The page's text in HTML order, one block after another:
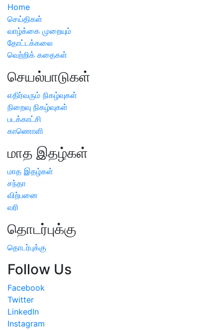
Home
செய்திகள்
வாழ்க்கை முறையும்
தோட்டக்கலை
வெற்றிக் கதைகள்
செயல்பாடுகள்
எதிர்வரும் நிகழ்வுகள்
நிறைவு நிகழ்வுகள்
படக்காட்சி
காணொளி
மாத இதழ்கள்
மாத இதழ்கள்
சந்தா
விற்பனை
வரி
தொடர்புக்கு
தொடர்புக்கு
Follow Us
Facebook
Twitter
LinkedIn
Instagram